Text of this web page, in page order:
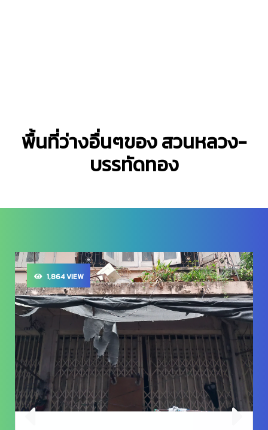
พื้นที่ว่างอื่นๆของ สวนหลวง-
บรรทัดทอง
1,864 VIEW